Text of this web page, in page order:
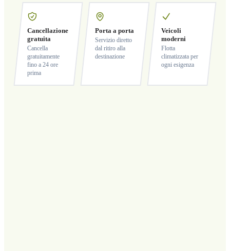
Cancellazione
gratuita
Cancella
gratuitamente
fino a 24 ore
prima
Porta a porta
Servizio diretto
dal ritiro alla
destinazione
Veicoli
moderni
Flotta
climatizzata per
ogni esigenza